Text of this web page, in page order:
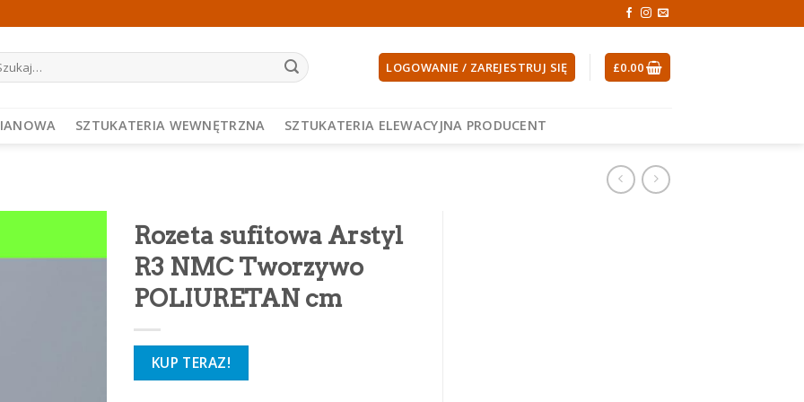
LOGOWANIE / ZAREJESTRUJ SIĘ £0.00
SZTUKATERIA WEWNĘTRZNA SZTUKATERIA ELEWACYJNA PRODUCENT
Rozeta sufitowa Arstyl
R3 NMC Tworzywo
POLIURETAN cm
KUP TERAZ!